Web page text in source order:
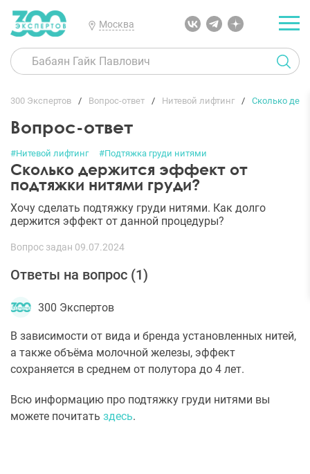
Москва
300 Экспертов Вопрос-ответ Нитевой лифтинг Сколько
Вопрос-ответ
#Нитевой лифтинг #Подтяжка груди нитями
Сколько держится эффект от
подтяжки нитями груди?
Хочу сделать подтяжку груди нитями. Как долго
держится эффект от данной процедуры?
Вопрос задан 09.07.2024
Ответы на вопрос (1)
300 Экспертов
В зависимости от вида и бренда установленных нитей,
а также объёма молочной железы, эффект
сохраняется в среднем от полутора до 4 лет.
Всю информацию про подтяжку груди нитями вы
можете почитать здесь.